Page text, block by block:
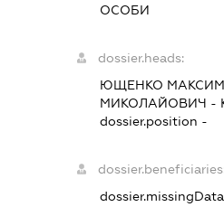
ОСОБИ
dossier.heads:
ЮЩЕНКО МАКСИМ
МИКОЛАЙОВИЧ -
dossier.position -
dossier.missingData